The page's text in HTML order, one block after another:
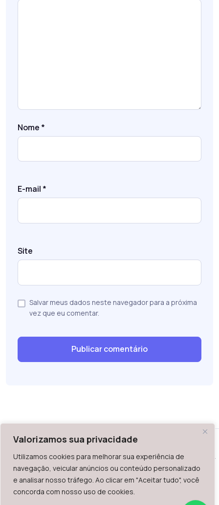
Valorizamos sua privacidade
Utilizamos cookies para melhorar sua experiência de
navegação, veicular anúncios ou conteúdo personalizado
e analisar nosso tráfego. Ao clicar em "Aceitar tudo", você
concorda com nosso uso de cookies.
Nome *
E-mail *
Site
Salvar meus dados neste navegador para a próxima
vez que eu comentar.
WAZ - Av. do Contorno 2939, lojas 1 a 7, Belo Horizonte, MG -
Brasil. CEP: 30.110-013
Telefone: +55 (31) 2126-6666 | CNPJ: 06.036.939/0001-92
2023.